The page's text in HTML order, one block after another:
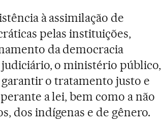
à assimilação de
pelas instituições,
da democracia
o ministério público,
garantir o tratamento justo e
a lei, bem como a não
dos indígenas e de gênero.